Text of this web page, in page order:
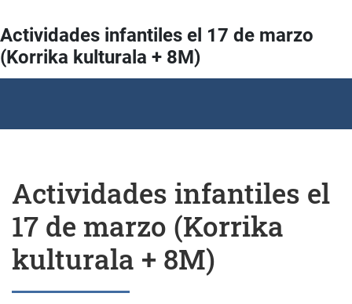
Actividades infantiles el 17 de marzo
(Korrika kulturala + 8M)
Actividades infantiles el
17 de marzo (Korrika
kulturala + 8M)